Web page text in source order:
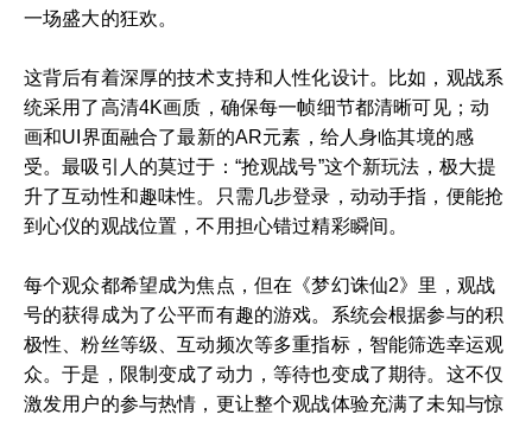
一场盛大的狂欢。
这背后有着深厚的技术支持和人性化设计。比如，观战系
统采用了高清4K画质，确保每一帧细节都清晰可见；动
画和UI界面融合了最新的AR元素，给人身临其境的感
受。最吸引人的莫过于：“抢观战号”这个新玩法，极大提
升了互动性和趣味性。只需几步登录，动动手指，便能抢
到心仪的观战位置，不用担心错过精彩瞬间。
每个观众都希望成为焦点，但在《梦幻诛仙2》里，观战
号的获得成为了公平而有趣的游戏。系统会根据参与的积
极性、粉丝等级、互动频次等多重指标，智能筛选幸运观
众。于是，限制变成了动力，等待也变成了期待。这不仅
激发用户的参与热情，更让整个观战体验充满了未知与惊